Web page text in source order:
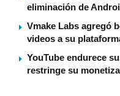
eliminación de
Vmake Labs agregó
videos a su
YouTube endurece
restringe su